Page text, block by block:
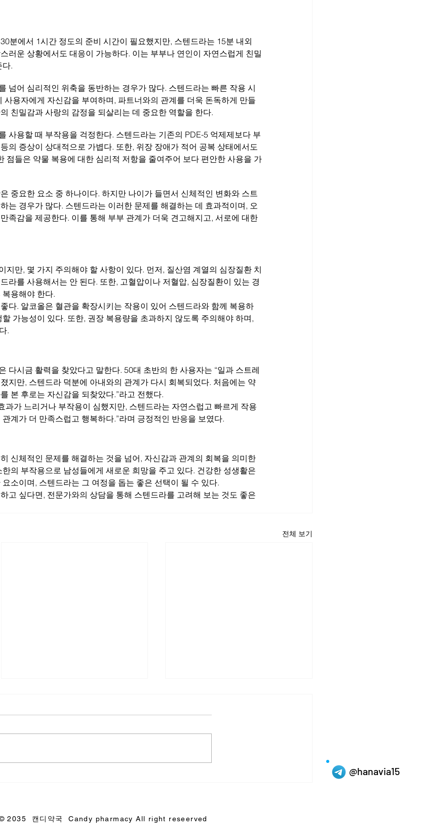
분에서 1시간 정도의 준비 시간이 필요했지만, 스텐드라는 15분 내외
러운 상황에서도 대응이 가능하다. 이는 부부나 연인이 자연스럽게 친밀
다.
넘어 심리적인 위축을 동반하는 경우가 많다. 스텐드라는 빠른 작용 시
사용자에게 자신감을 부여하며, 파트너와의 관계를 더욱 돈독하게 만들
친밀감과 사랑의 감정을 되살리는 데 중요한 역할을 한다.
사용할 때 부작용을 걱정한다. 스텐드라는 기존의 PDE-5 억제제보다 부
의 증상이 상대적으로 가볍다. 또한, 위장 장애가 적어 공복 상태에서도
점들은 약물 복용에 대한 심리적 저항을 줄여주어 보다 편안한 사용을 가
중요한 요소 중 하나이다. 하지만 나이가 들면서 신체적인 변화와 스트
는 경우가 많다. 스텐드라는 이러한 문제를 해결하는 데 효과적이며, 오
족감을 제공한다. 이를 통해 부부 관계가 더욱 견고해지고, 서로에 대한
지만, 몇 가지 주의해야 할 사항이 있다. 먼저, 질산염 계열의 심장질환 치
라를 사용해서는 안 된다. 또한, 고혈압이나 저혈압, 심장질환이 있는 경
용해야 한다.
다. 알코올은 혈관을 확장시키는 작용이 있어 스텐드라와 함께 복용하
가능성이 있다. 또한, 권장 복용량을 초과하지 않도록 주의해야 하며,
.
다시금 활력을 찾았다고 말한다. 50대 초반의 한 사용자는 “일과 스트레
지만, 스텐드라 덕분에 아내와의 관계가 다시 회복되었다. 처음에는 약
본 후로는 자신감을 되찾았다.”라고 전했다.
과가 느리거나 부작용이 심했지만, 스텐드라는 자연스럽고 빠르게 작용
계가 더 만족스럽고 행복하다.”라며 긍정적인 반응을 보였다.
신체적인 문제를 해결하는 것을 넘어, 자신감과 관계의 회복을 의미한
의 부작용으로 남성들에게 새로운 희망을 주고 있다. 건강한 성생활은
소이며, 스텐드라는 그 여정을 돕는 좋은 선택이 될 수 있다.
고 싶다면, 전문가와의 상담을 통해 스텐드라를 고려해 보는 것도 좋은
전체 보기
@hanavia15
2035 캔디약국 Candy pharmacy All right reseerved